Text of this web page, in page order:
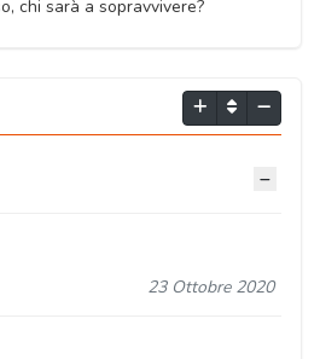
chi sarà a sopravvivere?
23 Ottobre 2020